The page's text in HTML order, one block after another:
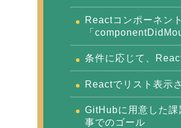
Reactコンポーネン
「
条件に応じて、
Reactでリスト表示
GitHubに用意した
事でのゴール